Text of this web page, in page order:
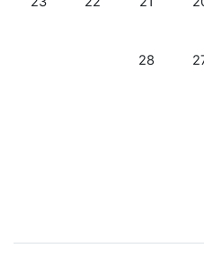
فبراير
أحداث، الخميس, 27 فبرايرلا أحداث، الجمعة, 28 فبراير
28